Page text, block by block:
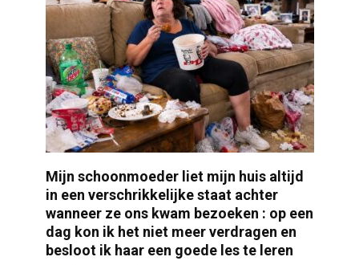
Mijn schoonmoeder liet mijn huis altijd
in een verschrikkelijke staat achter
wanneer ze ons kwam bezoeken : op een
dag kon ik het niet meer verdragen en
besloot ik haar een goede les te leren